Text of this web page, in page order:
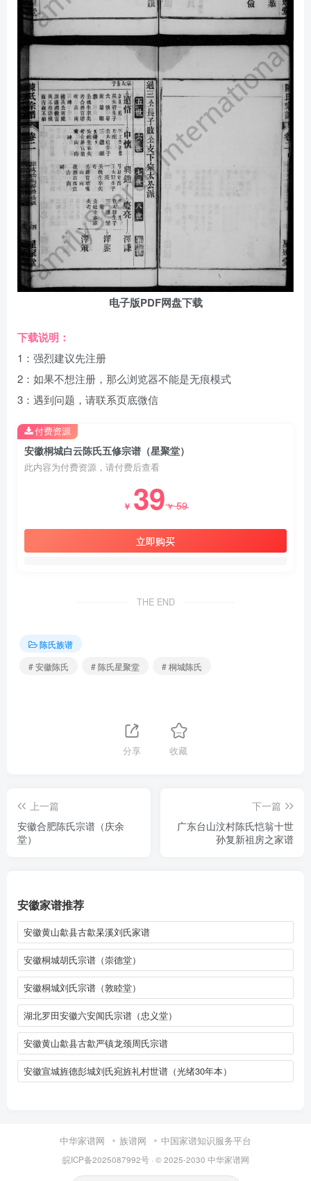
电子版PDF网盘下载
下载说明：
1：强烈建议先注册
2：如果不想注册，那么浏览器不能是无痕模式
3：遇到问题，请联系页底微信
安徽桐城白云陈氏五修宗谱（星聚堂）
此内容为付费资源，请付费后查看
￥ 39￥59
立即购买
付费资源
THE END
陈氏族谱
# 安徽陈氏
# 陈氏星聚堂 # 桐城陈氏
分享 收藏
上一篇
安徽合肥陈氏宗谱（庆余
堂）
下一篇
广东台山汶村陈氏恺翁十世
孙复新祖房之家谱
安徽家谱推荐
安徽黄山歙县古歙杲溪刘氏家谱
安徽桐城胡氏宗谱（崇德堂）
安徽桐城刘氏宗谱（敦睦堂）
湖北罗田安徽六安闻氏宗谱（忠义堂）
安徽黄山歙县古歙严镇龙颈周氏宗谱
安徽宣城旌德彭城刘氏宛旌礼村世谱（光绪30年本）
中华家谱网 族谱网 中国家谱知识服务平台
皖ICP备2025087992号· © 2025-2030 中华家谱网